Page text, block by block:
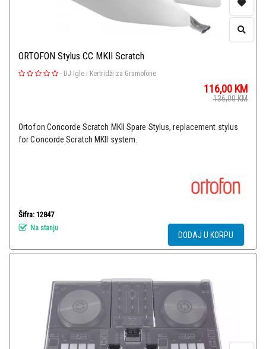
ORTOFON Stylus CC MKII Scratch
- DJ Igle i Kertridži za Gramofone
116,00 KM
136,00KM
Ortofon Concorde Scratch MKII Spare Stylus, replacement stylus
for Concorde Scratch MKII system.
Šifra: 12847
Na stanju
DODAJ U KORPU